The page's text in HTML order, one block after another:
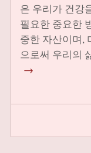
은 우리가 건강
필요한 중요한
중한 자산이며,
으로써 우리의
→